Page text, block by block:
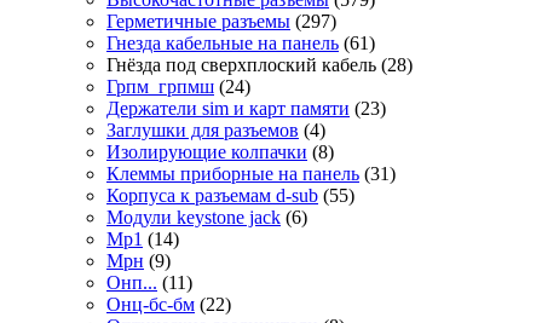
Герметичные разъемы (297)
Гнезда кабельные на панель (61)
Гнёзда под сверхплоский кабель (28)
Грпм_грпмш (24)
Держатели sim и карт памяти (23)
Заглушки для разъемов (4)
Изолирующие колпачки (8)
Клеммы приборные на панель (31)
Корпуса к разъемам d-sub (55)
Модули keystone jack (6)
Мр1 (14)
Мрн (9)
Онп... (11)
Онц-бс-бм (22)